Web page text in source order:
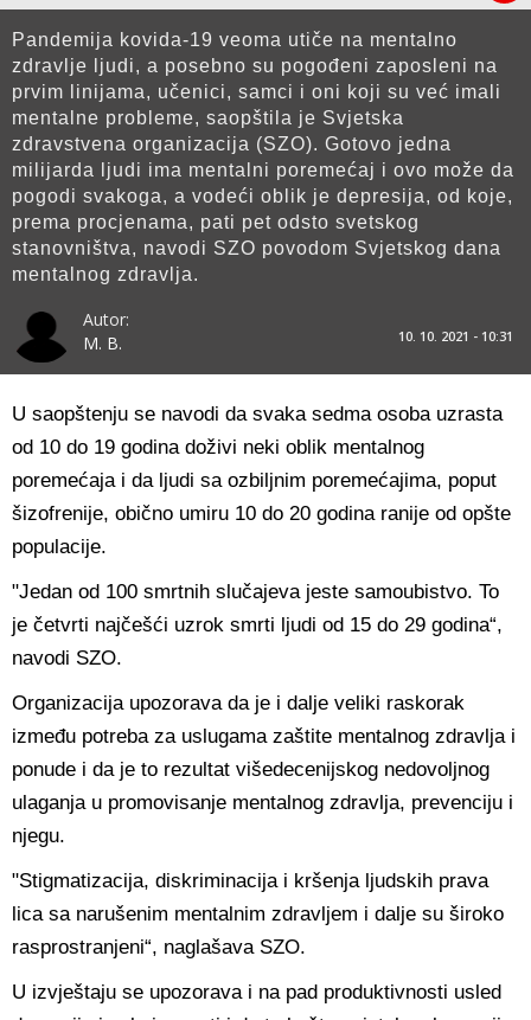
Pandemija kovida-19 veoma utiče na mentalno
zdravlje ljudi, a posebno su pogođeni zaposleni na
prvim linijama, učenici, samci i oni koji su već imali
mentalne probleme, saopštila je Svjetska
zdravstvena organizacija (SZO). Gotovo jedna
milijarda ljudi ima mentalni poremećaj i ovo može da
pogodi svakoga, a vodeći oblik je depresija, od koje,
prema procjenama, pati pet odsto svetskog
stanovništva, navodi SZO povodom Svjetskog dana
mentalnog zdravlja.
Autor:
M. B.
10. 10. 2021 - 10:31
U saopštenju se navodi da svaka sedma osoba uzrasta
od 10 do 19 godina doživi neki oblik mentalnog
poremećaja i da ljudi sa ozbiljnim poremećajima, poput
šizofrenije, obično umiru 10 do 20 godina ranije od opšte
populacije.
"Jedan od 100 smrtnih slučajeva jeste samoubistvo. To
je četvrti najčešći uzrok smrti ljudi od 15 do 29 godina“,
navodi SZO.
Organizacija upozorava da je i dalje veliki raskorak
između potreba za uslugama zaštite mentalnog zdravlja i
ponude i da je to rezultat višedecenijskog nedovoljnog
ulaganja u promovisanje mentalnog zdravlja, prevenciju i
njegu.
"Stigmatizacija, diskriminacija i kršenja ljudskih prava
lica sa narušenim mentalnim zdravljem i dalje su široko
rasprostranjeni“, naglašava SZO.
U izvještaju se upozorava i na pad produktivnosti usled